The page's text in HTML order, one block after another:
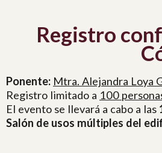
Registro
Ponente: Mtra. Alejandra Loya
Registro limitado a 100
El evento se llevará a cabo a las
Salón de usos múltiples del